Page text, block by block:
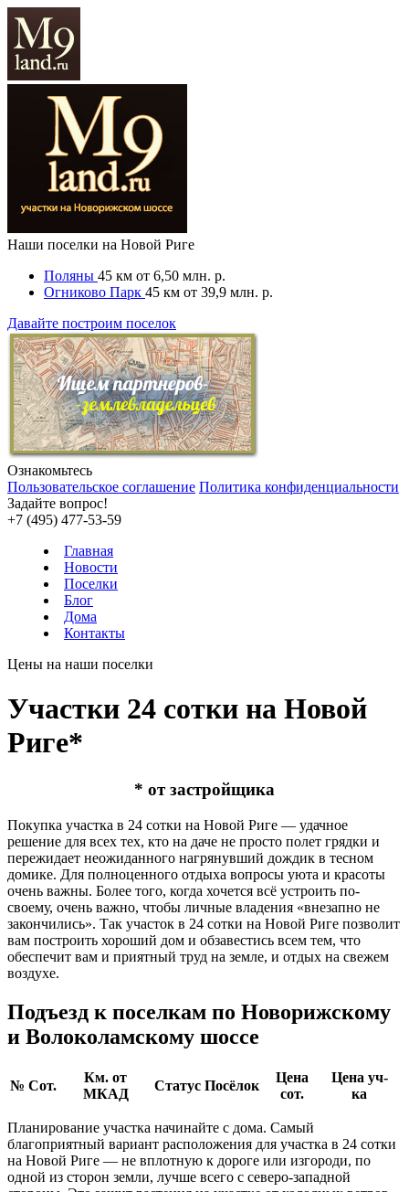
Наши поселки на Новой Риге
Поляны 45 км от 6,50 млн. р.
Огниково Парк 45 км от 39,9 млн. р.
Давайте построим поселок
Ознакомьтесь
Пользовательское соглашение Политика конфиденциальности
Задайте вопрос!
+7 (495) 477-53-59
Главная
Новости
Поселки
Блог
Дома
Контакты
Цены на наши поселки
Участки 24 сотки на Новой
Риге*
* от застройщика
Покупка участка в 24 сотки на Новой Риге — удачное
решение для всех тех, кто на даче не просто полет грядки и
пережидает неожиданного нагрянувший дождик в тесном
домике. Для полноценного отдыха вопросы уюта и красоты
очень важны. Более того, когда хочется всё устроить по-
своему, очень важно, чтобы личные владения «внезапно не
закончились». Так участок в 24 сотки на Новой Риге позволит
вам построить хороший дом и обзавестись всем тем, что
обеспечит вам и приятный труд на земле, и отдых на свежем
воздухе.
Подъезд к поселкам по Новорижскому
и Волоколамскому шоссе
№ Сот.
Км. от
МКАД
Статус Посёлок
Цена
сот.
Цена уч-
ка
Планирование участка начинайте с дома. Самый
благоприятный вариант расположения для участка в 24 сотки
на Новой Риге — не вплотную к дороге или изгороди, по
одной из сторон земли, лучше всего с северо-западной